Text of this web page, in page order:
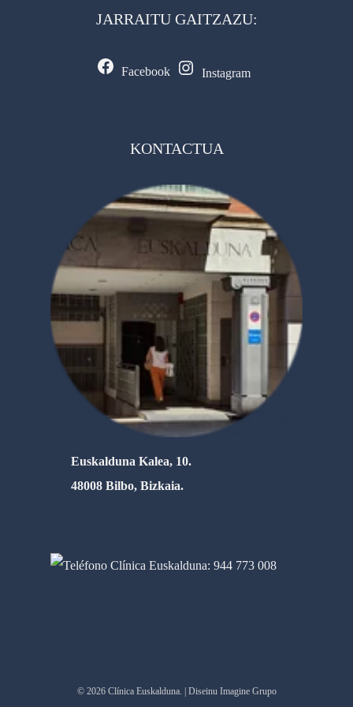
JARRAITU GAITZAZU:
Facebook Instagram
KONTACTUA
Euskalduna Kalea, 10.
48008 Bilbo, Bizkaia.
© 2026 Clínica Euskalduna. | Diseinu Imagine Grupo